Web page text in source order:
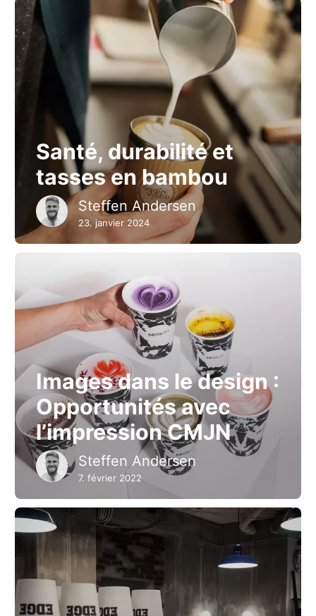
Santé, durabilité et
tasses en bambou
Steffen Andersen
23. janvier 2024
Images dans le design :
Opportunités avec
l’impression CMJN
Steffen Andersen
7. février 2022